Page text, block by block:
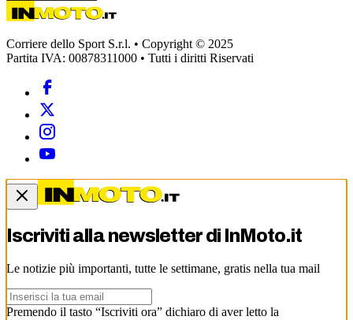
Corriere dello Sport S.r.l. • Copyright © 2025
Partita IVA: 00878311000 • Tutti i diritti Riservati
Iscriviti alla newsletter di InMoto.it
Le notizie più importanti, tutte le settimane, gratis nella tua mail
Premendo il tasto “Iscriviti ora” dichiaro di aver letto la